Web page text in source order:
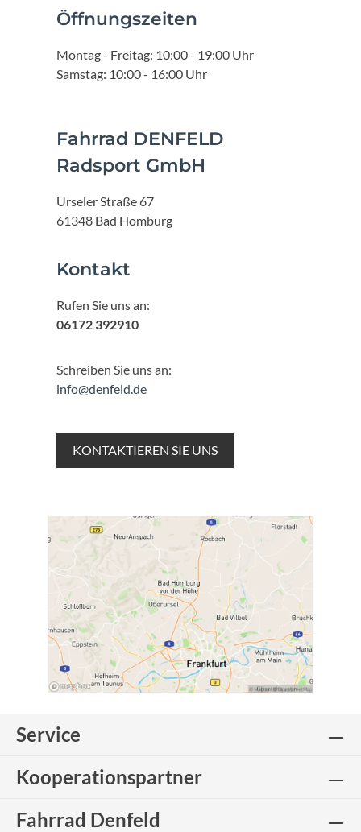
Öffnungszeiten
Montag - Freitag: 10:00 - 19:00 Uhr
Samstag: 10:00 - 16:00 Uhr
Fahrrad DENFELD
Radsport GmbH
Urseler Straße 67
61348 Bad Homburg
Kontakt
Rufen Sie uns an:
06172 392910
Schreiben Sie uns an:
info@denfeld.de
KONTAKTIEREN SIE UNS
Service
Kooperationspartner
Fahrrad Denfeld